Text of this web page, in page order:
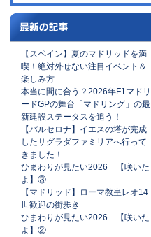
【スペイン】夏のマドリッドを満
喫！絶対外せない注目イベント＆
楽しみ方
本当に間に合う？2026年F1マドリ
ードGPの舞台「マドリング」の最
新建設ステータスを追う！
【バルセロナ】イエスの塔が完成
したサグラダファミリアへ行って
きました！
ひまわりが見たい2026 【咲いた
よ】③
【マドリッド】ローマ教皇レオ14
世歓迎の街歩き
ひまわりが見たい2026 【咲いた
よ】②